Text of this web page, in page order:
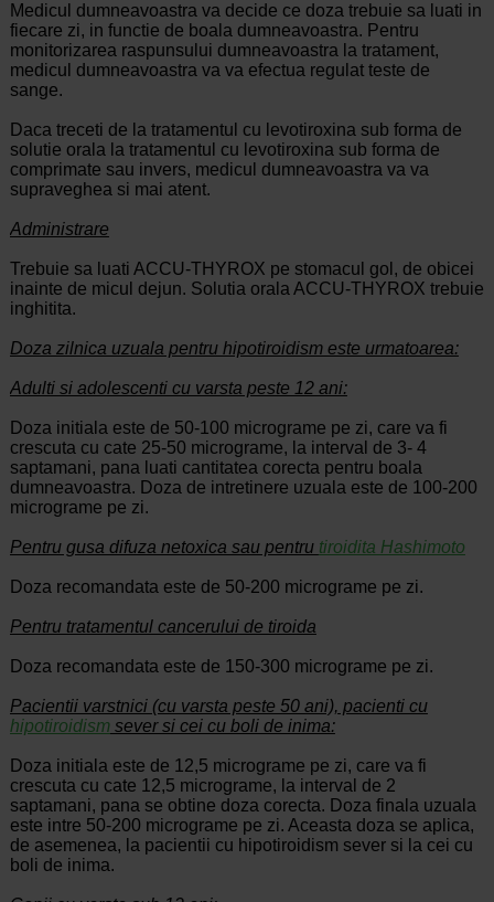
Medicul dumneavoastra va decide ce doza trebuie sa luati in
fiecare zi, in functie de boala dumneavoastra. Pentru
monitorizarea raspunsului dumneavoastra la tratament,
medicul dumneavoastra va va efectua regulat teste de
sange.
Daca treceti de la tratamentul cu levotiroxina sub forma de
solutie orala la tratamentul cu levotiroxina sub forma de
comprimate sau invers, medicul dumneavoastra va va
supraveghea si mai atent.
Administrare
Trebuie sa luati ACCU-THYROX pe stomacul gol, de obicei
inainte de micul dejun. Solutia orala ACCU-THYROX trebuie
inghitita.
Doza zilnica uzuala pentru hipotiroidism este urmatoarea:
Adulti si adolescenti cu varsta peste 12 ani:
Doza initiala este de 50-100 micrograme pe zi, care va fi
crescuta cu cate 25-50 micrograme, la interval de 3- 4
saptamani, pana luati cantitatea corecta pentru boala
dumneavoastra. Doza de intretinere uzuala este de 100-200
micrograme pe zi.
Pentru gusa difuza netoxica sau pentru tiroidita Hashimoto
Doza recomandata este de 50-200 micrograme pe zi.
Pentru tratamentul cancerului de tiroida
Doza recomandata este de 150-300 micrograme pe zi.
Pacientii varstnici (cu varsta peste 50 ani), pacienti cu
hipotiroidismsever si cei cu boli de inima:
Doza initiala este de 12,5 micrograme pe zi, care va fi
crescuta cu cate 12,5 micrograme, la interval de 2
saptamani, pana se obtine doza corecta. Doza finala uzuala
este intre 50-200 micrograme pe zi. Aceasta doza se aplica,
de asemenea, la pacientii cu hipotiroidism sever si la cei cu
boli de inima.